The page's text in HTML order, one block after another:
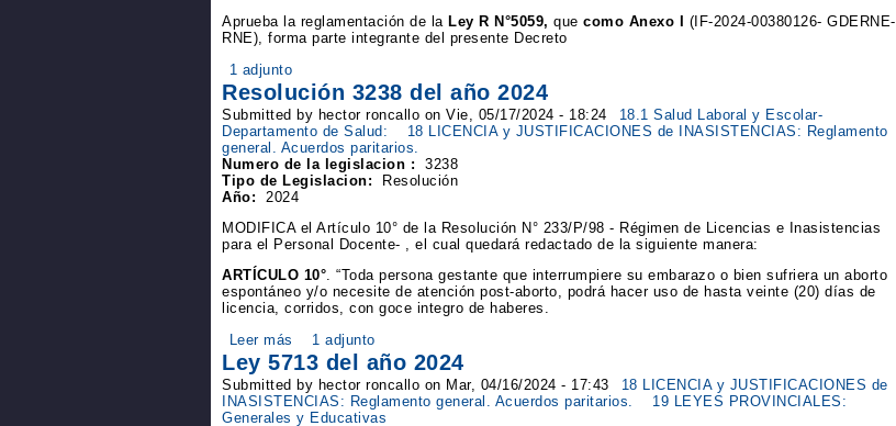
Aprueba la reglamentación de la Ley R N°5059, que como Anexo I
(IF-2024-00380126- GDERNE-
RNE), forma parte integrante del presente Decreto
1 adjunto
Resolución 3238 del año 2024
Submitted by hector roncallo on Vie, 05/17/2024 - 18:24
18.1 Salud Laboral y Escolar-
Departamento de Salud:
18 LICENCIA y JUSTIFICACIONES de INASISTENCIAS: Reglamento
general. Acuerdos paritarios.
Numero de la legislacion :
3238
Tipo de Legislacion:
Resolución
Año:
2024
MODIFICA el Artículo 10° de la Resolución N° 233/P/98 - Régimen de Licencias e Inasistencias
para el Personal Docente- , el cual quedará redactado de la siguiente manera:
ARTÍCULO 10°. “Toda persona gestante que interrumpiere su embarazo o bien sufriera un aborto
espontáneo y/o necesite de atención post-aborto, podrá hacer uso de hasta veinte (20) días de
licencia, corridos, con goce integro de haberes.
Leer más
1 adjunto
Ley 5713 del año 2024
Submitted by hector roncallo on Mar, 04/16/2024 - 17:43
18 LICENCIA y JUSTIFICACIONES de
INASISTENCIAS: Reglamento general. Acuerdos paritarios.
19 LEYES PROVINCIALES:
Generales y Educativas